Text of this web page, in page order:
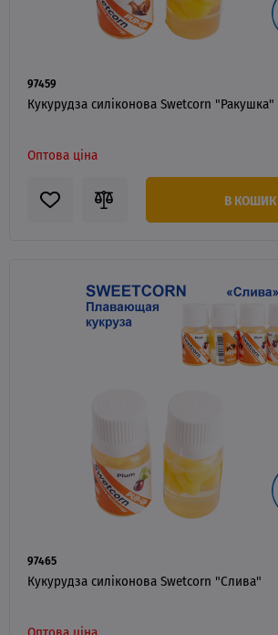
97459
Кукурудза силіконова Swetcorn "Ракушка"
Оптова ціна
В КОШИК
97465
Кукурудза силіконова Swetcorn "Слива"